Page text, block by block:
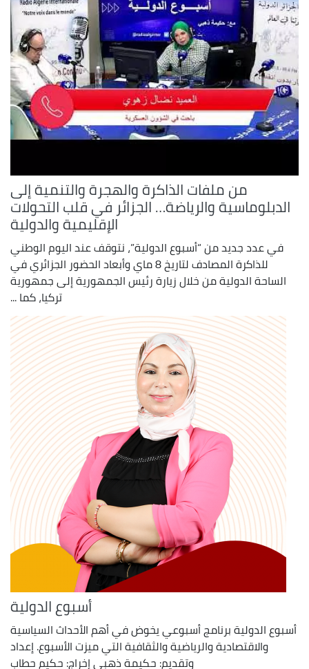
من ملفات الذاكرة والهجرة والتنمية إلى
الدبلوماسية والرياضة… الجزائر في قلب التحولات
الإقليمية والدولية
في عدد جديد من “أسبوع الدولية”، نتوقف عند اليوم الوطني
للذاكرة المصادف لتاريخ 8 ماي وأبعاد الحضور الجزائري في
الساحة الدولية من خلال زيارة رئيس الجمهورية إلى جمهورية
تركيا، كما ...
أسبوع الدولية
أسبوع الدولية برنامج أسبوعي يخوض في أهم الأحداث السياسية
والاقتصادية والرياضية والثقافية التي ميزت الأسبوع. إعداد
وتقديم: حكيمة ذهبي إخراج: حكيم حطاب